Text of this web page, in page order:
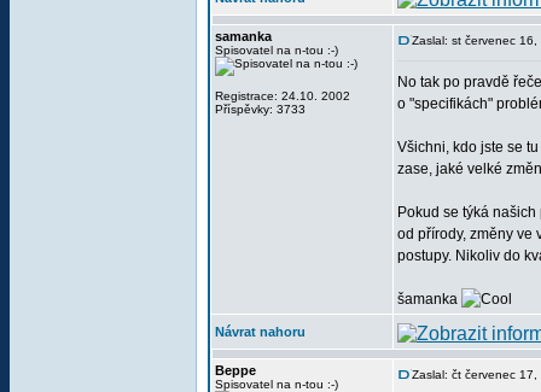
samanka
Spisovatel na n-tou :-)
Registrace: 24.10. 2002
Příspěvky: 3733
Zaslal: st červenec
No tak po pravdě
o "specifikách"
Všichni, kdo jste se
zase, jaké velké
Pokud se týká
od přírody, změny ve
postupy. Nikoliv do
šamanka
Návrat nahoru
Beppe
Spisovatel na n-tou :-)
Zaslal: čt červenec